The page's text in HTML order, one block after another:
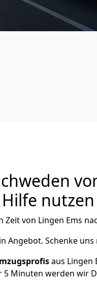
nutzen
Zeit von Lingen Ems
Angebot. Schenke uns
aus Lingen
5 Minuten werden wir